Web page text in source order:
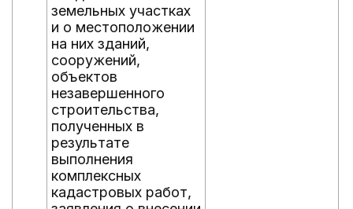
земельных участках
и о местоположении
на них зданий,
сооружений,
объектов
незавершенного
строительства,
полученных в
результате
выполнения
комплексных
кадастровых работ,